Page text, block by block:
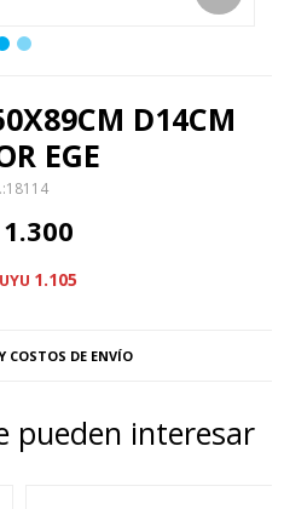
D14CM
EGE
18114
1.300
UYU 1.105
COSTOS DE ENVÍO
pueden interesar